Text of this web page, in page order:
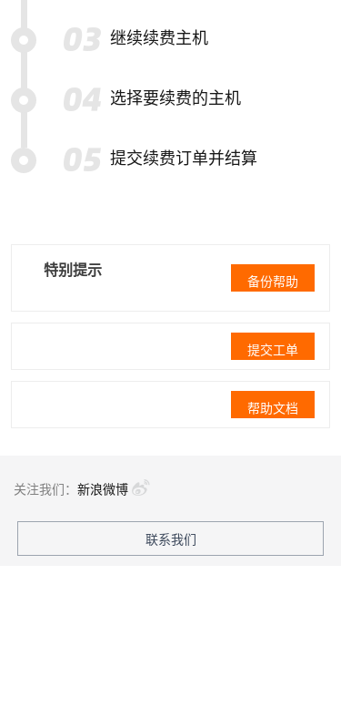
继续续费主机
选择要续费的主机
提交续费订单并结算
特别提示
备份帮助
提交工单
帮助文档